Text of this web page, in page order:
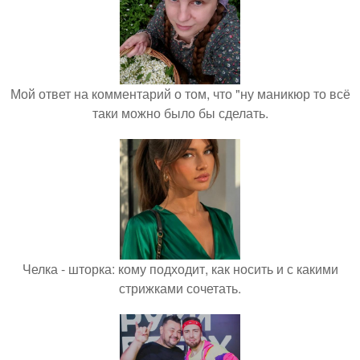
Мой ответ на комментарий о том, что "ну маникюр то всё
таки можно было бы сделать.
Челка - шторка: кому подходит, как носить и с какими
стрижками сочетать.